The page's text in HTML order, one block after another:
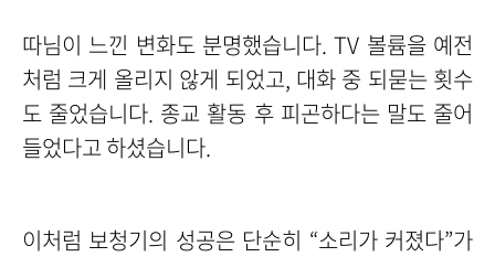
따님이 느낀 변화도 분명했습니다. TV 볼륨을 예전
처럼 크게 올리지 않게 되었고, 대화 중 되묻는 횟수
도 줄었습니다. 종교 활동 후 피곤하다는 말도 줄어
들었다고 하셨습니다.
이처럼 보청기의 성공은 단순히 “소리가 커졌다”가